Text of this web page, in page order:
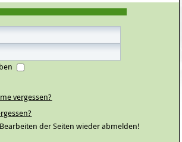
vergessen?
der Seiten wieder abmelden!